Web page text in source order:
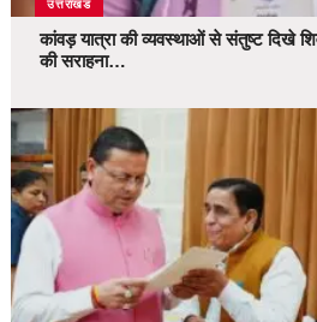
उत्तराखंड
कांवड़ यात्रा की व्यवस्थाओं से संतुष्ट दिखे
की सराहना…